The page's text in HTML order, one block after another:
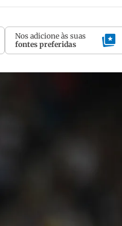
Nos adicione às suas
fontes preferidas